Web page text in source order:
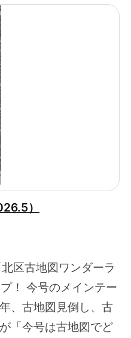
）
区古地図ワンダーラ
！ 今号のメインテー
、古地図見倒し、古
「今号は古地図でど